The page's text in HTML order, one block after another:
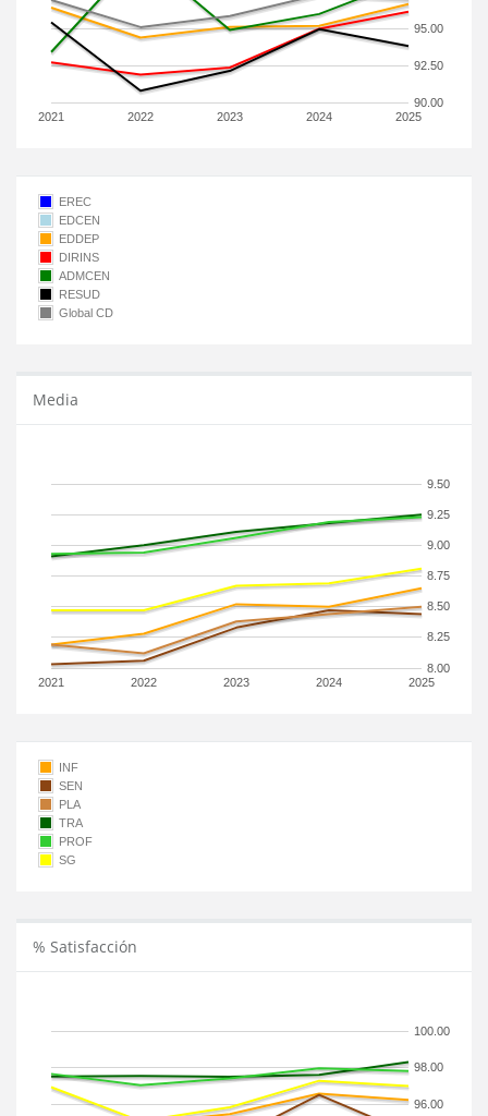
2021 2022 2023 2024 2025
90.00
92.50
95.00
EREC
EDCEN
EDDEP
DIRINS
ADMCEN
RESUD
Global CD
Media
2021 2022 2023 2024 2025
8.00
8.25
8.50
8.75
9.00
9.25
9.50
INF
SEN
PLA
TRA
PROF
SG
% Satisfacción
96.00
98.00
100.00